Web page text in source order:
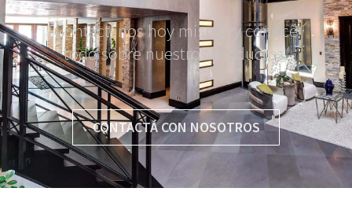
Contactanos hoy mismo y conocé
todo sobre nuestros productos.
CONTACTÁ CON NOSOTROS